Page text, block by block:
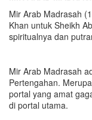
Mir Arab Madrasah
Khan untuk Sheikh
spiritualnya dan
Mir Arab Madrasah
Pertengahan.
portal yang amat
di portal utama.